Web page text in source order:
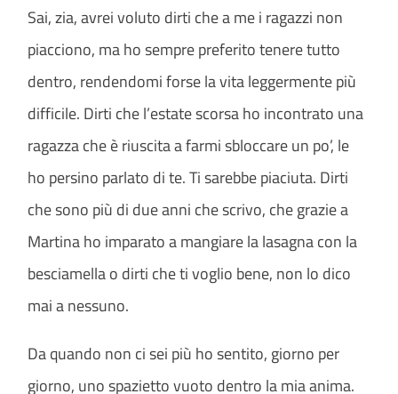
Sai, zia, avrei voluto dirti che a me i ragazzi non
piacciono, ma ho sempre preferito tenere tutto
dentro, rendendomi forse la vita leggermente più
difficile. Dirti che l’estate scorsa ho incontrato una
ragazza che è riuscita a farmi sbloccare un po’, le
ho persino parlato di te. Ti sarebbe piaciuta. Dirti
che sono più di due anni che scrivo, che grazie a
Martina ho imparato a mangiare la lasagna con la
besciamella o dirti che ti voglio bene, non lo dico
mai a nessuno.
Da quando non ci sei più ho sentito, giorno per
giorno, uno spazietto vuoto dentro la mia anima.